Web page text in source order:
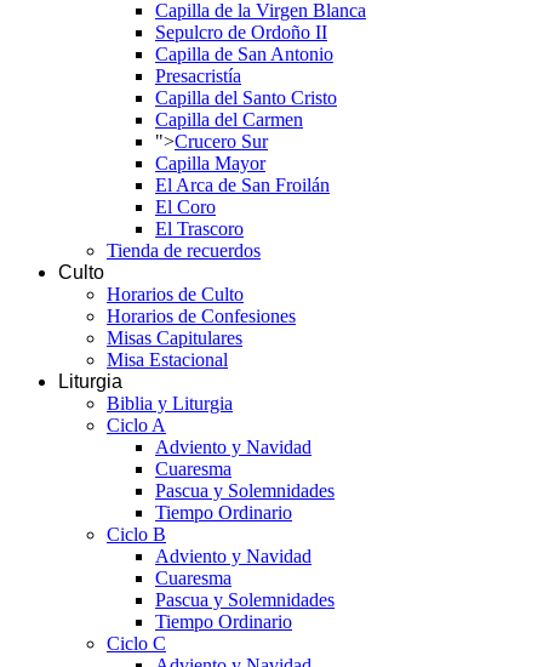
Capilla de la Virgen Blanca
Sepulcro de Ordoño II
Capilla de San Antonio
Presacristía
Capilla del Santo Cristo
Capilla del Carmen
">Crucero Sur
Capilla Mayor
El Arca de San Froilán
El Coro
El Trascoro
Tienda de recuerdos
Culto
Horarios de Culto
Horarios de Confesiones
Misas Capitulares
Misa Estacional
Liturgia
Biblia y Liturgia
Ciclo A
Adviento y Navidad
Cuaresma
Pascua y Solemnidades
Tiempo Ordinario
Ciclo B
Adviento y Navidad
Cuaresma
Pascua y Solemnidades
Tiempo Ordinario
Ciclo C